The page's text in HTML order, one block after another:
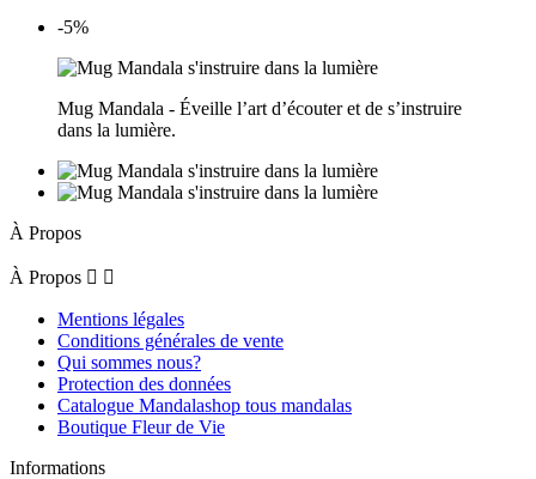
-5%
Mug Mandala - Éveille l’art d’écouter et de s’instruire
dans la lumière.
À Propos
À Propos  
Mentions légales
Conditions générales de vente
Qui sommes nous?
Protection des données
Catalogue Mandalashop tous mandalas
Boutique Fleur de Vie
Informations